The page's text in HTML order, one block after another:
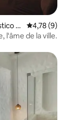
C
Évaluation
4,78 (9)
l'âme de la ville.